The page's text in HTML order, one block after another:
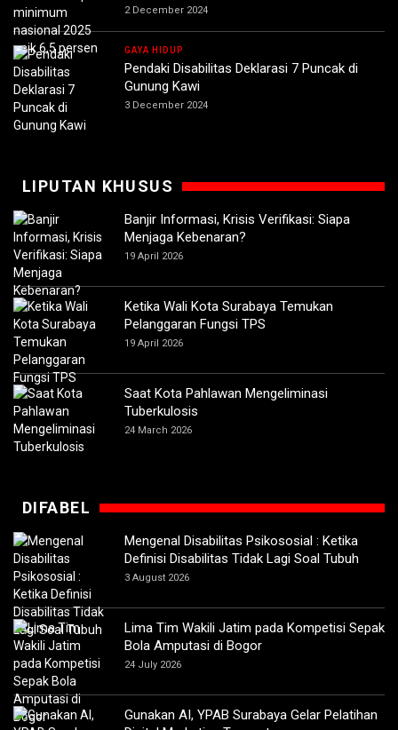
2 December 2024
GAYA HIDUP
Pendaki Disabilitas Deklarasi 7 Puncak di
Gunung Kawi
3 December 2024
LIPUTAN KHUSUS
Banjir Informasi, Krisis Verifikasi: Siapa
Menjaga Kebenaran?
19 April 2026
Ketika Wali Kota Surabaya Temukan
Pelanggaran Fungsi TPS
19 April 2026
Saat Kota Pahlawan Mengeliminasi
Tuberkulosis
24 March 2026
DIFABEL
Mengenal Disabilitas Psikososial : Ketika
Definisi Disabilitas Tidak Lagi Soal Tubuh
3 August 2026
Lima Tim Wakili Jatim pada Kompetisi Sepak
Bola Amputasi di Bogor
24 July 2026
Gunakan AI, YPAB Surabaya Gelar Pelatihan